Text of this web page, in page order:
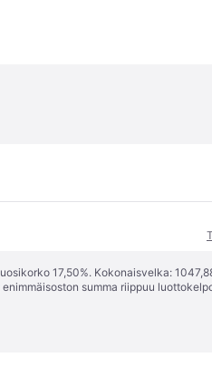
17,50%. Kokonaisvelka:
summa riippuu